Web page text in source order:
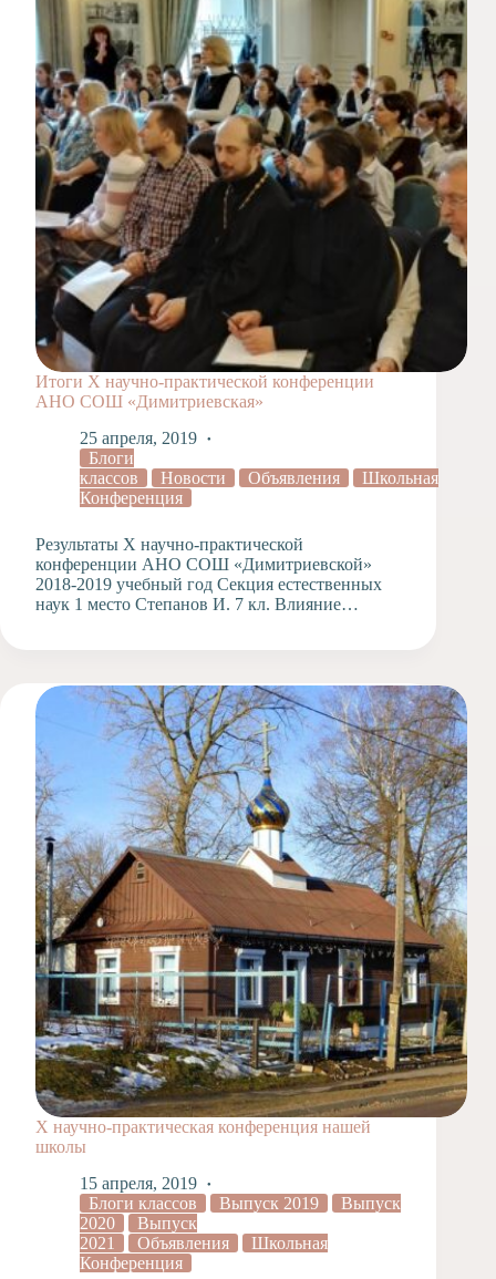
Итоги Х научно-практической конференции
АНО СОШ «Димитриевская»
25 апреля, 2019
Блоги
классов
Новости Объявления
Школьная
Конференция
Результаты X научно-практической
конференции АНО СОШ «Димитриевской»
2018-2019 учебный год Секция естественных
наук 1 место Степанов И. 7 кл. Влияние…
X научно-практическая конференция нашей
школы
15 апреля, 2019
Блоги классов
Выпуск 2019
Выпуск
2020
Выпуск
2021
Объявления
Школьная
Конференция